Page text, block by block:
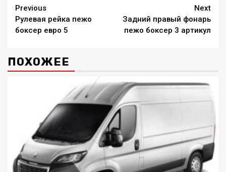
Continue
Reading
Previous
Рулевая рейка пежо
боксер евро 5
Next
Задний правый фонарь
пежо боксер 3 артикул
ПОХОЖЕЕ